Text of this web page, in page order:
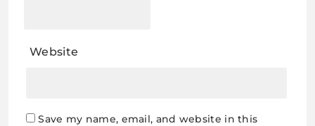
Website
Save my name, email, and website in this